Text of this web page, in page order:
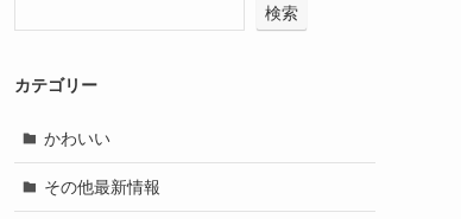
検索
カテゴリー
かわいい
その他最新情報